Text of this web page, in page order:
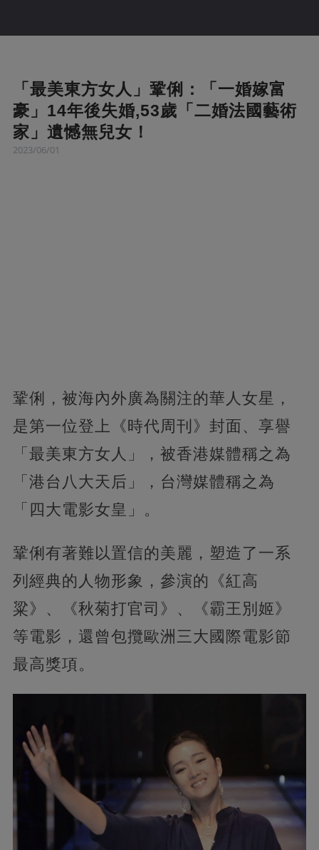
「最美東方女人」鞏俐：「一婚嫁富
豪」14年後失婚,53歲「二婚法國藝術
家」遺憾無兒女！
2023/06/01
鞏俐，被海內外廣為關注的華人女星，
是第一位登上《時代周刊》封面、享譽
「最美東方女人」，被香港媒體稱之為
「港台八大天后」，台灣媒體稱之為
「四大電影女皇」。
鞏俐有著難以置信的美麗，塑造了一系
列經典的人物形象，參演的《紅高
粱》、《秋菊打官司》、《霸王別姬》
等電影，還曾包攬歐洲三大國際電影節
最高獎項。